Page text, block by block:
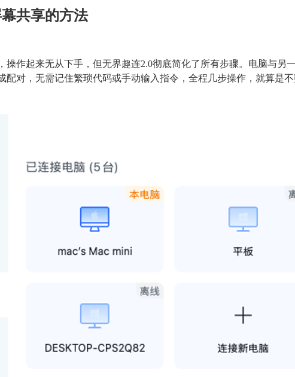
共享的方法
操作起来无从下手，但无界趣连2.0彻底简化了所有步骤。电脑与
配对，无需记住繁琐代码或手动输入指令，全程几步操作，就算是